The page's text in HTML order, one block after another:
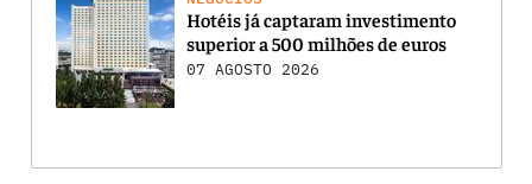
Hotéis já captaram investimento
superior a 500 milhões de euros
07 AGOSTO 2026